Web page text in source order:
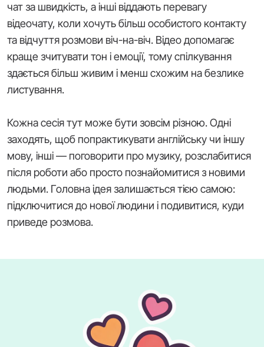
чат за швидкість, а інші віддають перевагу
відеочату, коли хочуть більш особистого контакту
та відчуття розмови віч-на-віч. Відео допомагає
краще зчитувати тон і емоції, тому спілкування
здається більш живим і менш схожим на безлике
листування.
Кожна сесія тут може бути зовсім різною. Одні
заходять, щоб попрактикувати англійську чи іншу
мову, інші — поговорити про музику, розслабитися
після роботи або просто познайомитися з новими
людьми. Головна ідея залишається тією самою:
підключитися до нової людини і подивитися, куди
приведе розмова.